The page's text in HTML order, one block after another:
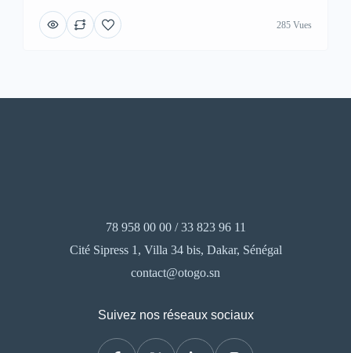
285 Vues
78 958 00 00 / 33 823 96 11
Cité Sipress 1, Villa 34 bis, Dakar, Sénégal
contact@otogo.sn
Suivez nos réseaux sociaux